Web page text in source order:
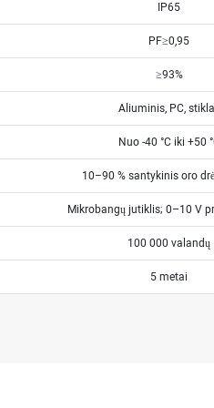
IP65
PF≥0,95
≥93%
Aliuminis, PC,
Nuo -40 °C iki +50
10–90 % santykinis oro
Mikrobangų jutiklis; 0–10 V
100 000 valandų
5 metai